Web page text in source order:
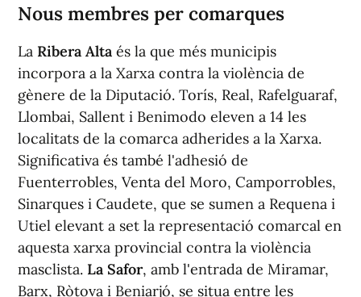
Nous membres per comarques
La Ribera Alta és la que més municipis
incorpora a la Xarxa contra la violència de
gènere de la Diputació. Torís, Real, Rafelguaraf,
Llombai, Sallent i Benimodo eleven a 14 les
localitats de la comarca adherides a la Xarxa.
Significativa és també l'adhesió de
Fuenterrobles, Venta del Moro, Camporrobles,
Sinarques i Caudete, que se sumen a Requena i
Utiel elevant a set la representació comarcal en
aquesta xarxa provincial contra la violència
masclista. La Safor, amb l'entrada de Miramar,
Barx, Ròtova i Beniarjó, se situa entre les